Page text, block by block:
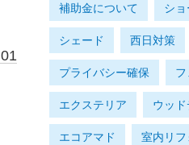
補助金について ショ
シェード 西日対策
プライバシー確保 フ
エクステリア ウッ
エコアマド 室内リフ